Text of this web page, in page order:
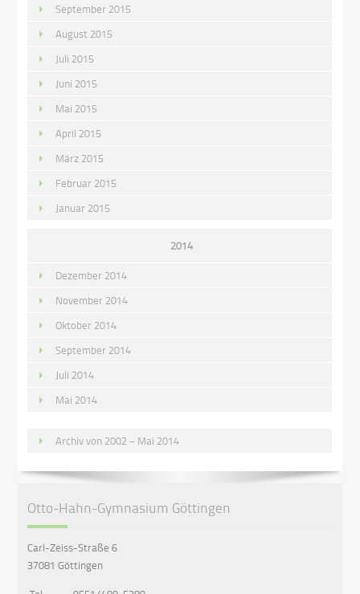
September 2015
August 2015
Juli 2015
Juni 2015
Mai 2015
April 2015
März 2015
Februar 2015
Januar 2015
2014
Dezember 2014
November 2014
Oktober 2014
September 2014
Juli 2014
Mai 2014
Archiv von 2002 – Mai 2014
Otto-Hahn-Gymnasium Göttingen
Carl-Zeiss-Straße 6
37081 Göttingen